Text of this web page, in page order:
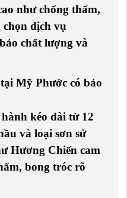
như chống thấm,
chọn dịch vụ
chất lượng và
Mỹ Phước có bảo
kéo dài từ 12
và loại sơn sử
Hương Chiến cam
bong tróc rõ